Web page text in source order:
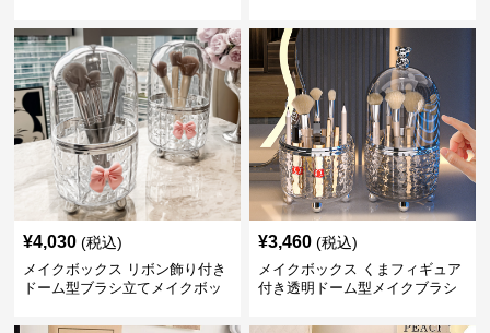
¥4,030 (税込)
メイクボックス リボン飾り付き
ドーム型ブラシ立てメイクボッ
¥3,460 (税込)
メイクボックス くまフィギュア
付き透明ドーム型メイクブラシ